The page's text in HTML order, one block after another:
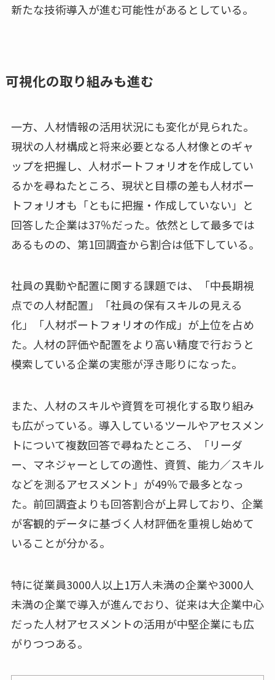
新たな技術導入が進む可能性があるとしている。
可視化の取り組みも進む
一方、人材情報の活用状況にも変化が見られた。
現状の人材構成と将来必要となる人材像とのギャ
ップを把握し、人材ポートフォリオを作成してい
るかを尋ねたところ、現状と目標の差も人材ポー
トフォリオも「ともに把握・作成していない」と
回答した企業は37％だった。依然として最多では
あるものの、第1回調査から割合は低下している。
社員の異動や配置に関する課題では、「中長期視
点での人材配置」「社員の保有スキルの見える
化」「人材ポートフォリオの作成」が上位を占め
た。人材の評価や配置をより高い精度で行おうと
模索している企業の実態が浮き彫りになった。
また、人材のスキルや資質を可視化する取り組み
も広がっている。導入しているツールやアセスメン
トについて複数回答で尋ねたところ、「リーダ
ー、マネジャーとしての適性、資質、能力／スキル
などを測るアセスメント」が49％で最多となっ
た。前回調査よりも回答割合が上昇しており、企業
が客観的データに基づく人材評価を重視し始めて
いることが分かる。
特に従業員3000人以上1万人未満の企業や3000人
未満の企業で導入が進んでおり、従来は大企業中心
だった人材アセスメントの活用が中堅企業にも広
がりつつある。